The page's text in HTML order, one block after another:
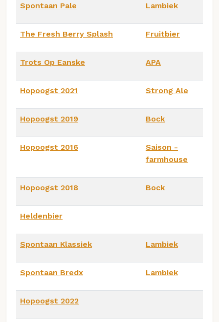
Spontaan Pale Lambiek
The Fresh Berry Splash Fruitbier
Trots Op Eanske APA
Hopoogst 2021 Strong Ale
Hopoogst 2019 Bock
Hopoogst 2016
Saison -
farmhouse
Hopoogst 2018 Bock
Heldenbier
Spontaan Klassiek Lambiek
Spontaan Bredx Lambiek
Hopoogst 2022